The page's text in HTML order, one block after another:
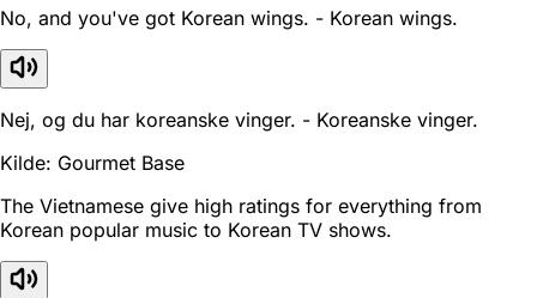
No, and you've got Korean wings. - Korean wings.
Nej, og du har koreanske vinger. - Koreanske vinger.
Kilde: Gourmet Base
The Vietnamese give high ratings for everything from
Korean popular music to Korean TV shows.